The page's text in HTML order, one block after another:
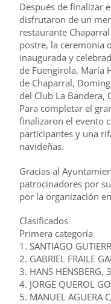
Después de finalizar
disfrutaron de un
restaurante
postre, la ceremonia
inaugurada y
de Fuengirola, María
de Chaparral,
del Club La Bandera,
Para completar el
finalizaron el evento
participantes y una
navideñas.
Gracias al
patrocinadores por
por la organización
Clasificados
Primera categoría
1. SANTIAGO
2. GABRIEL FRAILE
3. HANS HENSBERG,
4. JORGE QUEROL
5. MANUEL AGUERA